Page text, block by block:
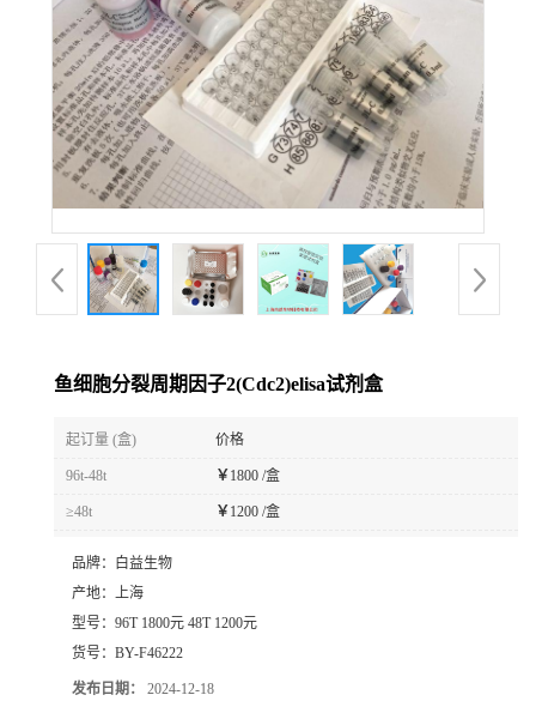
鱼细胞分裂周期因子2(Cdc2)elisa试剂盒
起订量 (盒) 价格
96t-48t ￥ 1800 /盒
≥48t ￥ 1200 /盒
品牌：
白益生物
产地： 上海
型号： 96T 1800元 48T 1200元
货号： BY-F46222
发布日期： 2024-12-18